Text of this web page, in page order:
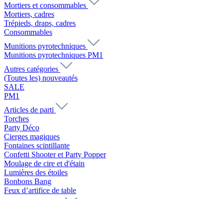
Mortiers et consommables
Mortiers, cadres
Trépieds, draps, cadres
Consommables
Munitions pyrotechniques
Munitions pyrotechniques PM1
Autres catégories
(Toutes les) nouveautés
SALE
PM1
Articles de parti
Torches
Party Déco
Cierges magiques
Fontaines scintillante
Confetti Shooter et Party Popper
Moulage de cire et d'étain
Lumières des étoiles
Bonbons Bang
Feux d’artifice de table